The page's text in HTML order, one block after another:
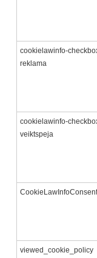
cookielawinfo-
reklama
cookielawinfo-
veiktspeja
viewed_cookie_policy